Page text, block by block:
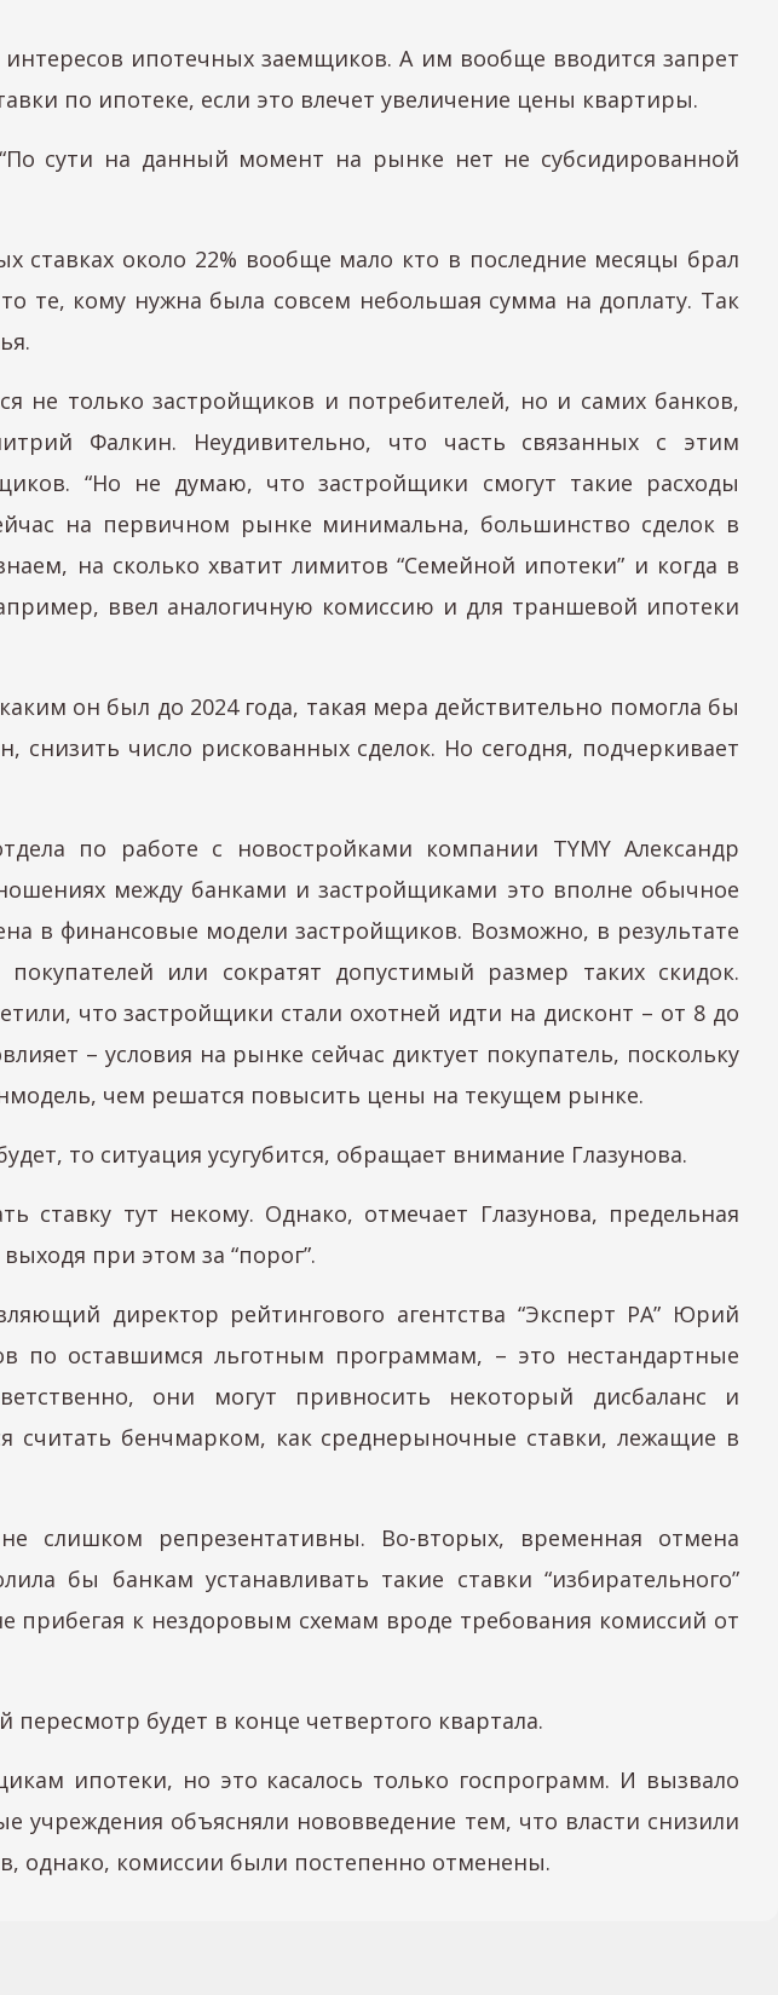
ипотечных заемщиков. А им вообще вводится запрет
по ипотеке, если это влечет увеличение цены квартиры.
сути на данный момент на рынке нет не субсидированной
около 22% вообще мало кто в последние месяцы брал
те, кому нужна была совсем небольшая сумма на доплату. Так
не только застройщиков и потребителей, но и самих банков,
Фалкин. Неудивительно, что часть связанных с этим
“Но не думаю, что застройщики смогут такие расходы
на первичном рынке минимальна, большинство сделок в
на сколько хватит лимитов “Семейной ипотеки” и когда в
ввел аналогичную комиссию и для траншевой ипотеки
он был до 2024 года, такая мера действительно помогла бы
число рискованных сделок. Но сегодня, подчеркивает
по работе с новостройками компании TYMY Александр
между банками и застройщиками это вполне обычное
в финансовые модели застройщиков. Возможно, в результате
или сократят допустимый размер таких скидок.
что застройщики стали охотней идти на дисконт – от 8 до
– условия на рынке сейчас диктует покупатель, поскольку
чем решатся повысить цены на текущем рынке.
то ситуация усугубится, обращает внимание Глазунова.
ставку тут некому. Однако, отмечает Глазунова, предельная
при этом за “порог”.
директор рейтингового агентства “Эксперт РА” Юрий
по оставшимся льготным программам, – это нестандартные
они могут привносить некоторый дисбаланс и
считать бенчмарком, как среднерыночные ставки, лежащие в
слишком репрезентативны. Во-вторых, временная отмена
бы банкам устанавливать такие ставки “избирательного”
к нездоровым схемам вроде требования комиссий от
будет в конце четвертого квартала.
ипотеки, но это касалось только госпрограмм. И вызвало
учреждения объясняли нововведение тем, что власти снизили
однако, комиссии были постепенно отменены.